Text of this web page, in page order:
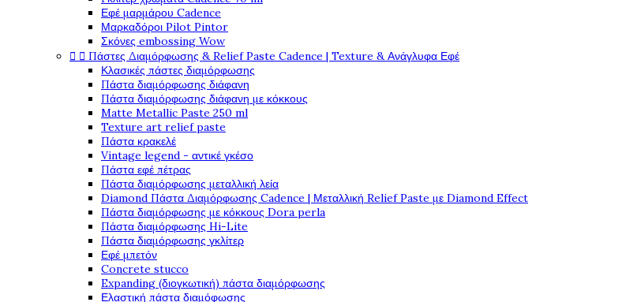
Εφέ μαρμάρου Cadence
Μαρκαδόροι Pilot Pintor
Σκόνες embossing Wow
  Πάστες Διαμόρφωσης & Relief Paste Cadence | Texture & Ανάγλυφα Εφέ
Κλασικές πάστες διαμόρφωσης
Πάστα διαμόρφωσης διάφανη
Πάστα διαμόρφωσης διάφανη με κόκκους
Matte Metallic Paste 250 ml
Texture art relief paste
Πάστα κρακελέ
Vintage legend - αντικέ γκέσο
Πάστα εφέ πέτρας
Πάστα διαμόρφωσης μεταλλική λεία
Diamond Πάστα Διαμόρφωσης Cadence | Μεταλλική Relief Paste με Diamond Effect
Πάστα διαμόρφωσης με κόκκους Dora perla
Πάστα διαμόρφωσης Hi-Lite
Πάστα διαμόρφωσης γκλίτερ
Εφέ μπετόν
Concrete stucco
Expanding (διογκωτική) πάστα διαμόρφωσης
Ελαστική πάστα διαμόφωσης